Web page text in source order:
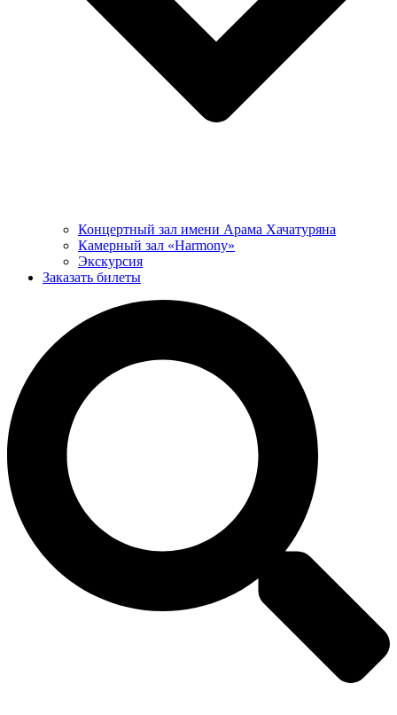
Концертный зал имени Арама Хачатуряна
Камерный зал «Harmony»
Экскурсия
Заказать билеты